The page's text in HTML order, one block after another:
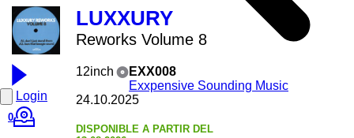
Login
0
LUXXURY
Reworks Volume 8
12inch
EXX008
Exxpensive Sounding Music
24.10.2025
DISPONIBLE A PARTIR DEL